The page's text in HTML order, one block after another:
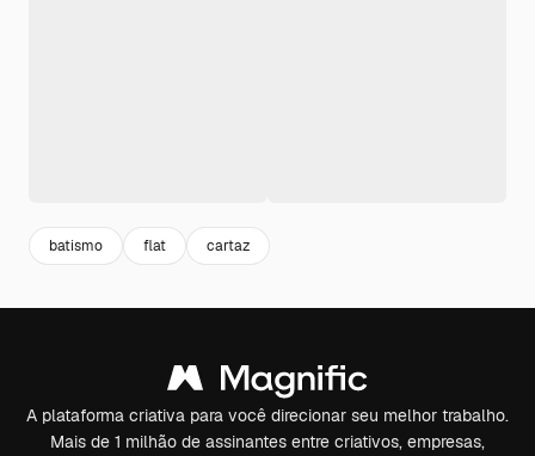
batismo flat cartaz
A plataforma criativa para você direcionar seu melhor trabalho.
Mais de 1 milhão de assinantes entre criativos, empresas,